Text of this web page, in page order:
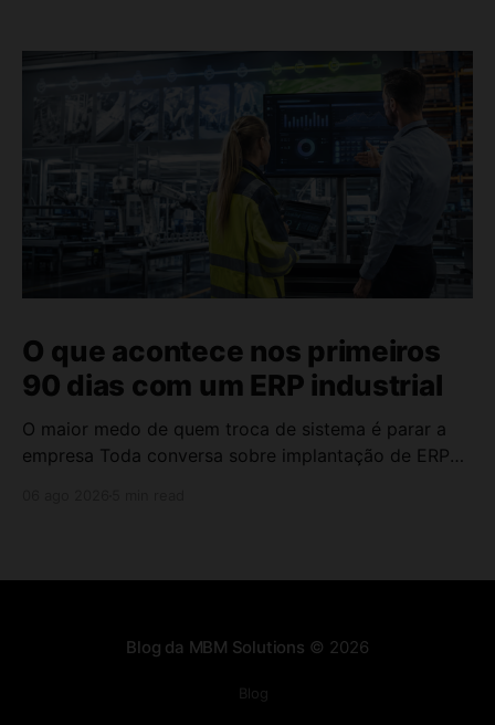
O que acontece nos primeiros
90 dias com um ERP industrial
O maior medo de quem troca de sistema é parar a
empresa Toda conversa sobre implantação de ERP
Blog da MBM Solutions © 2026
Blog